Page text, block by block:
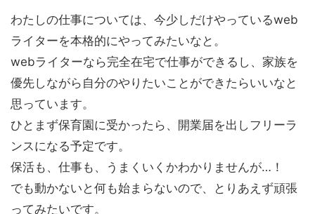
わたしの仕事については、今少しだけやっているweb
ライターを本格的にやってみたいなと。
webライターなら完全在宅で仕事ができるし、家族を
優先しながら自分のやりたいことができたらいいなと
思っています。
ひとまず保育園に受かったら、開業届を出しフリーラ
ンスになる予定です。
保活も、仕事も、うまくいくかわかりませんが…！
でも動かないと何も始まらないので、とりあえず頑張
ってみたいです。